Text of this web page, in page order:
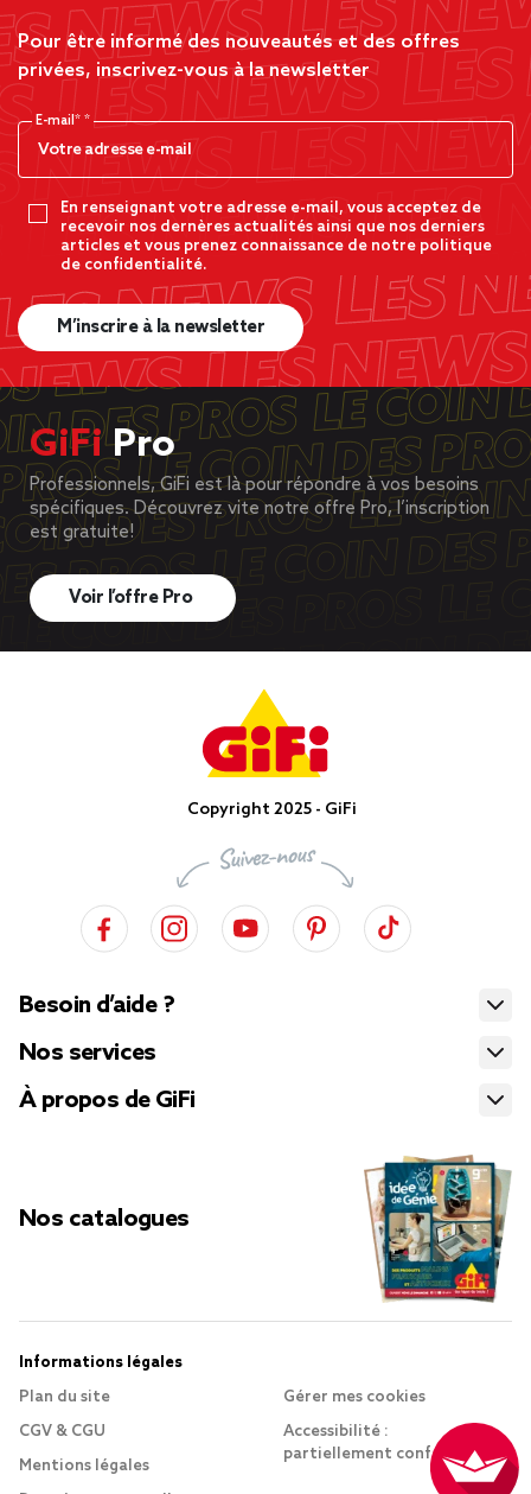
Pour être informé des nouveautés et des offres
privées, inscrivez-vous à la newsletter
E-mail*
En renseignant votre adresse e-mail, vous acceptez de
recevoir nos dernères actualités ainsi que nos derniers
articles et vous prenez connaissance de notre politique
de confidentialité.
M’inscrire à la newsletter
GiFiPro
Professionnels, GiFi est là pour répondre à vos besoins
spécifiques. Découvrez vite notre offre Pro, l’inscription
est gratuite!
Voir l’offre Pro
Copyright 2025 - GiFi
Besoin d’aide ?
Nos services
À propos de GiFi
Nos catalogues
Informations légales
Plan du site
CGV & CGU
Mentions légales
Gérer mes cookies
Accessibilité :
partiellement conforme